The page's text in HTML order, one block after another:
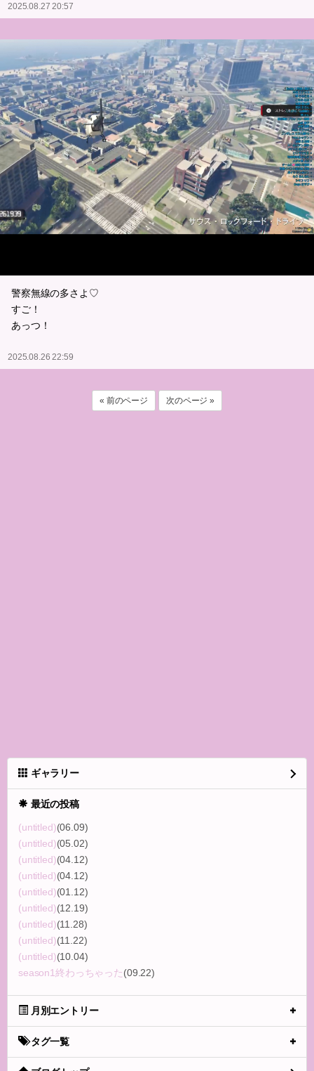
2025.08.27 20:57
警察無線の多さよ♡
すご！
あっつ！
2025.08.26 22:59
« 前のページ 次のページ »
ギャラリー
最近の投稿
(untitled)(06.09)
(untitled)(05.02)
(untitled)(04.12)
(untitled)(04.12)
(untitled)(01.12)
(untitled)(12.19)
(untitled)(11.28)
(untitled)(11.22)
(untitled)(10.04)
season1終わっちゃった(09.22)
月別エントリー
タグ一覧